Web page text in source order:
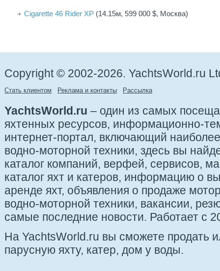
Cigarette 46 Rider XP (14.15м, 599 000 $, Москва)
Copyright © 2002-2026. YachtsWorld.ru
Стать клиентом Реклама и контакты Рассылка
YachtsWorld.ru – один из самых
яхтенных ресурсов, информационно-
интернет-портал, включающий
водно-моторной техники, здесь вы
каталог компаний, верфей, сервисов,
каталог яхт и катеров, информацию о
аренде яхт, объявления о продаже
водно-моторной техники, вакансии,
самые последние новости. Работает с
На YachtsWorld.ru вы сможете продать
парусную яхту, катер, дом у воды.